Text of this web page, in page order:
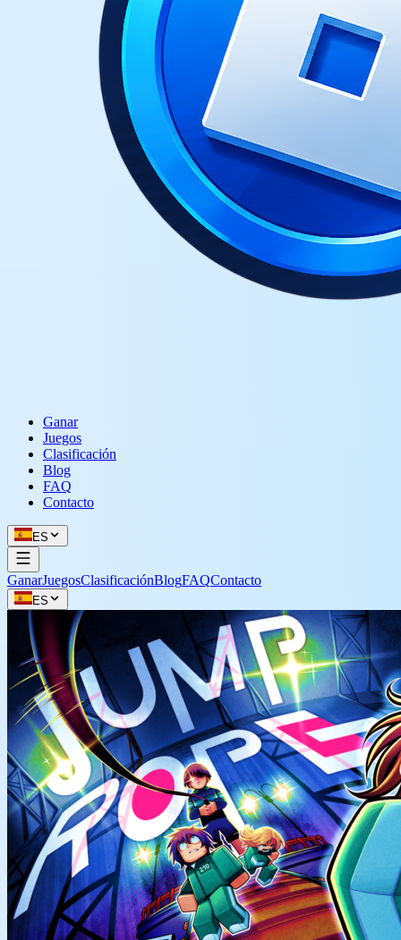
Ganar
Juegos
Clasificación
Blog
FAQ
Contacto
ES
GanarJuegosClasificaciónBlogFAQContacto
ES